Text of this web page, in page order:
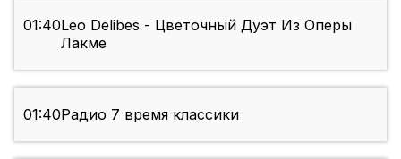
01:40Leo Delibes - Цветочный Дуэт Из Оперы
Лакме
01:40Радио 7 время классики